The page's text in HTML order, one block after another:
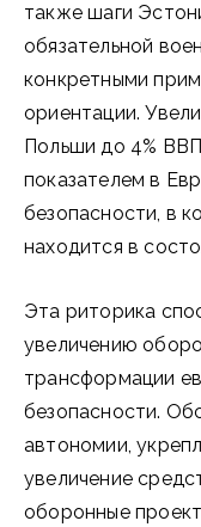
также шаги
обязательной
конкретными
ориентации.
Польши до 4%
показателем в
безопасности, в
находится в
Эта риторика
увеличению
трансформации
безопасности.
автономии,
увеличение
оборонные